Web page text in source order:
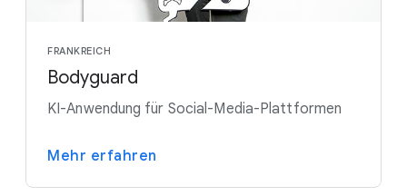
FRANKREICH
Bodyguard
KI-Anwendung für Social-Media-Plattformen
Mehr erfahren